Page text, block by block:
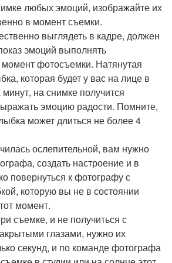
любых эмоций, изображайте их
в момент съемки.
выглядеть в кадре, должен
эмоций выполнять
фотосъемки. Натянутая
которая будет у вас на лице в
минут, на снимке получится
эмоцию радости. Помните,
может длиться не более 4
ослепительной, вам нужно
создать настроение и в
повернуться к фотографу с
которую вы не в состоянии
момент.
съемке, и не получиться с
глазами, нужно их
секунд, и по команде фотографа